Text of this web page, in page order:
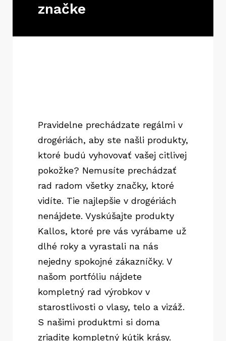
značke
Pravidelne prechádzate regálmi v
drogériách, aby ste našli produkty,
ktoré budú vyhovovať vašej citlivej
pokožke? Nemusíte prechádzať
rad radom všetky značky, ktoré
vidíte. Tie najlepšie v drogériách
nenájdete. Vyskúšajte produkty
Kallos, ktoré pre vás vyrábame už
dlhé roky a vyrastali na nás
nejedny spokojné zákazníčky. V
našom portfóliu nájdete
kompletný rad výrobkov v
starostlivosti o vlasy, telo a vizáž.
S našimi produktmi si doma
zriadite kompletný kútik krásy.